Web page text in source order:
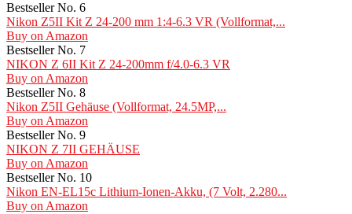
Bestseller No. 6
Nikon Z5II Kit Z 24-200 mm 1:4-6.3 VR (Vollformat,...
Buy on Amazon
Bestseller No. 7
NIKON Z 6II Kit Z 24-200mm f/4.0-6.3 VR
Buy on Amazon
Bestseller No. 8
Nikon Z5II Gehäuse (Vollformat, 24.5MP,...
Buy on Amazon
Bestseller No. 9
NIKON Z 7II GEHÄUSE
Buy on Amazon
Bestseller No. 10
Nikon EN-EL15c Lithium-Ionen-Akku, (7 Volt, 2.280...
Buy on Amazon